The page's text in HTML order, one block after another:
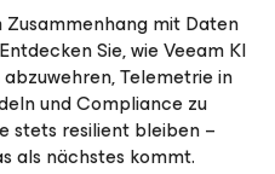
mit Daten
Sie, wie Veeam KI
Telemetrie in
und Compliance zu
stets resilient bleiben –
als nächstes kommt.